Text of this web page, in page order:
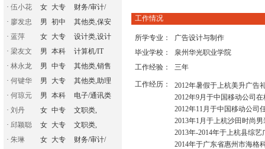
· 伍小花 女 大专
财务/审计/
· 廖发忠 男 初中
其他类,保安
· 蓝萍 女 大专
设计类,设计
· 梁友文 男 本科
计算机/IT
· 林永龙 男 中专
其他类,销售
· 何键华 男 大专
其他类,助理
· 何琼元 男 本科
电子/通讯类
· 刘丹 女 中专
文职类,
· 邱颖聪 女 大专
文职类,
· 朱琳 女 大专
财务/审计/
工作情况
所学专业：
广告设计与制作
毕业学校：
泉州华光职业学院
工作经验：
三年
工作经历：
2012年暑假于上杭美升广告
2012年9月于中国移动公司
2012年11月于中国移动公司
2013年1月于上杭沙田时尚
2013年-2014年于上杭县综
2014年于广东省惠州市海格